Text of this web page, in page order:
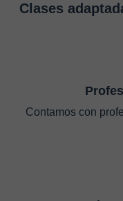
Clases
Contamos con